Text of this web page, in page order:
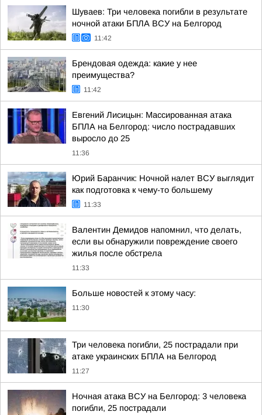
Шуваев: Три человека погибли в результате
ночной атаки БПЛА ВСУ на Белгород
11:42
Брендовая одежда: какие у нее
преимущества?
11:42
Евгений Лисицын: Массированная атака
БПЛА на Белгород: число пострадавших
выросло до 25
11:36
Юрий Баранчик: Ночной налет ВСУ выглядит
как подготовка к чему-то большему
11:33
Валентин Демидов напомнил, что делать,
если вы обнаружили повреждение своего
жилья после обстрела
11:33
Больше новостей к этому часу:
11:30
Три человека погибли, 25 пострадали при
атаке украинских БПЛА на Белгород
11:27
Ночная атака ВСУ на Белгород: 3 человека
погибли, 25 пострадали